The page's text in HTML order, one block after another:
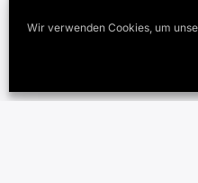
Wir verwenden Cookies, um